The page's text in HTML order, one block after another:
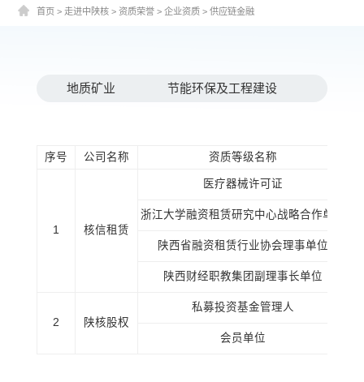
首页> 走进中陕核> 资质荣誉> 企业资质> 供应链金融
地质矿业 节能环保及工程建设
序号 公司名称 资质等级名称
1 核信租赁
医疗器械许可证
浙江大学融资租赁研究中心战略合作单位
陕西省融资租赁行业协会理事单位
陕西财经职教集团副理事长单位
2 陕核股权
私募投资基金管理人
会员单位